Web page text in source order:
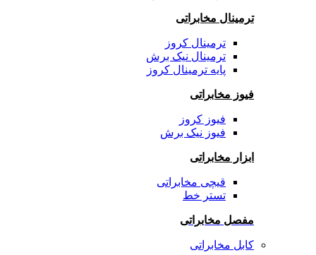
ترمینال مخابراتی
ترمینال کروز
ترمینال نیک برش
پایه ترمینال کروز
فیوز مخابراتی
فیوز کروز
فیوز نیک برش
ابزار مخابراتی
قیچی مخابراتی
تستر خط
مفصل مخابراتی
کابل مخابراتی